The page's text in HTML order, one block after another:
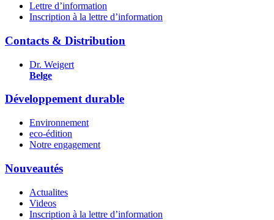
Lettre d’information
Inscription à la lettre d’information
Contacts & Distribution
Dr. Weigert
Belge
Développement durable
Environnement
eco-édition
Notre engagement
Nouveautés
Actualites
Videos
Inscription à la lettre d’information